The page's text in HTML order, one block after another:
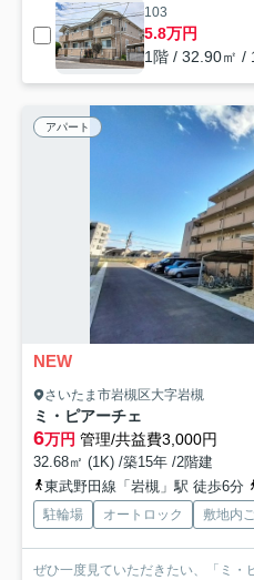
103
5.8万円
1階 / 32.90㎡ /
アパート
NEW
さいたま市岩槻区大字岩槻
ミ・ピアーチェ
6万円 管理/共益費3,000円
32.68㎡ (1K) /築15年 /2階建
東武野田線「岩槻」駅 徒歩6分
駐輪場 オートロック 敷地内
ぜひ一度見ていただきたい、「ミ・